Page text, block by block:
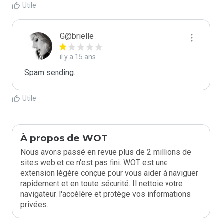
Utile
G@brielle
il y a 15 ans
Spam sending.
Utile
À propos de WOT
Nous avons passé en revue plus de 2 millions de
sites web et ce n'est pas fini. WOT est une
extension légère conçue pour vous aider à naviguer
rapidement et en toute sécurité. Il nettoie votre
navigateur, l'accélère et protège vos informations
privées.